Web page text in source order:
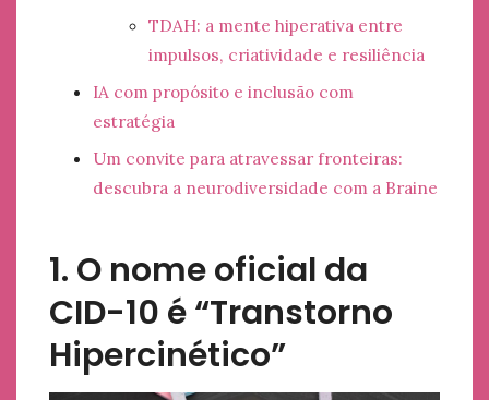
TDAH: a mente hiperativa entre
impulsos, criatividade e resiliência
IA com propósito e inclusão com
estratégia
Um convite para atravessar fronteiras:
descubra a neurodiversidade com a Braine
1. O nome oficial da
CID-10 é “Transtorno
Hipercinético”